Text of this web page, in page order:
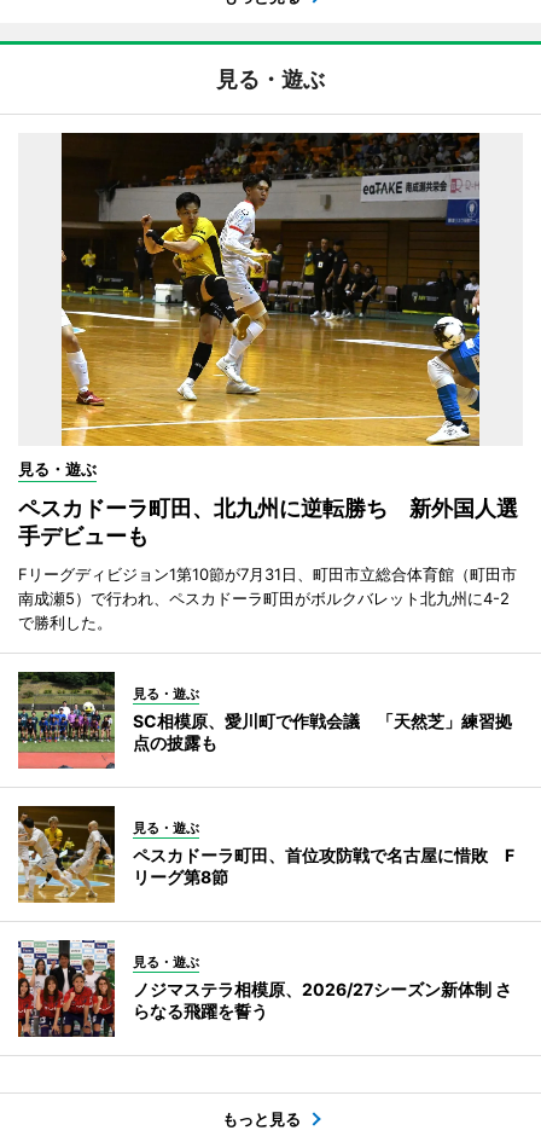
見る・遊ぶ
見る・遊ぶ
ペスカドーラ町田、北九州に逆転勝ち 新外国人選
手デビューも
Fリーグディビジョン1第10節が7月31日、町田市立総合体育館（町田市
南成瀬5）で行われ、ペスカドーラ町田がボルクバレット北九州に4-2
で勝利した。
見る・遊ぶ
SC相模原、愛川町で作戦会議 「天然芝」練習拠
点の披露も
見る・遊ぶ
ペスカドーラ町田、首位攻防戦で名古屋に惜敗 F
リーグ第8節
見る・遊ぶ
ノジマステラ相模原、2026/27シーズン新体制 さ
らなる飛躍を誓う
もっと見る